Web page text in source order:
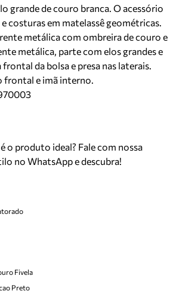
grande de couro branca. O acessório
costuras em matelassê geométricas.
metálica com ombreira de couro e
metálica, parte com elos grandes e
da bolsa e presa nas laterais.
frontal e imã interno.
o produto ideal? Fale com nossa
no WhatsApp e descubra!
Fivela
Preto